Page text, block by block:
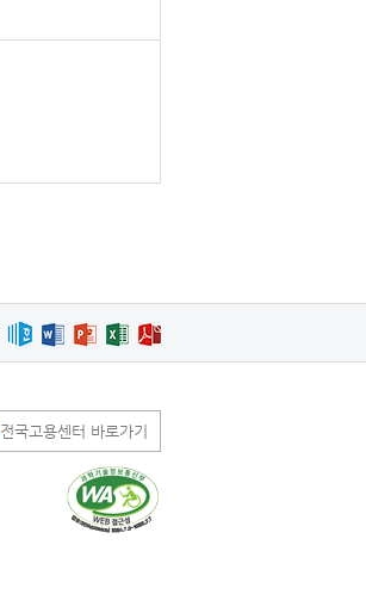
전국고용센터 바로가기